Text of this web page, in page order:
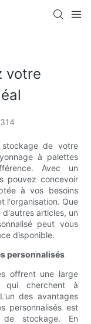
votre
314
de votre
à palettes
Avec un
pouvez concevoir
à vos besoins
l'organisation. Que
articles, un
peut vous
disponible.
personnalisés
offrent une large
qui cherchent à
des avantages
personnalisés est
de stockage. En